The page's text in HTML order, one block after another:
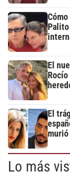
Palito
El
El
Lo más